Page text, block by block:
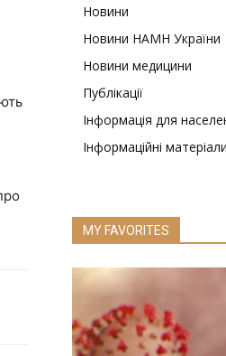
Новини
Новини НАМН України
Новини медицини
Публікації
Інформація для
Інформаційні матеріали
MY FAVORITES